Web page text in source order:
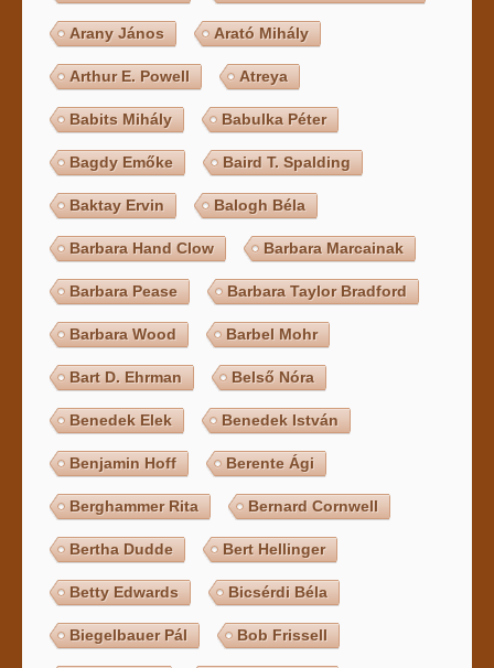
Arany János Arató Mihály
Arthur E. Powell Atreya
Babits Mihály Babulka Péter
Bagdy Emőke Baird T. Spalding
Baktay Ervin Balogh Béla
Barbara Hand Clow Barbara Marcainak
Barbara Pease Barbara Taylor Bradford
Barbara Wood Barbel Mohr
Bart D. Ehrman Belső Nóra
Benedek Elek Benedek István
Benjamin Hoff Berente Ági
Berghammer Rita Bernard Cornwell
Bertha Dudde Bert Hellinger
Betty Edwards Bicsérdi Béla
Biegelbauer Pál Bob Frissell